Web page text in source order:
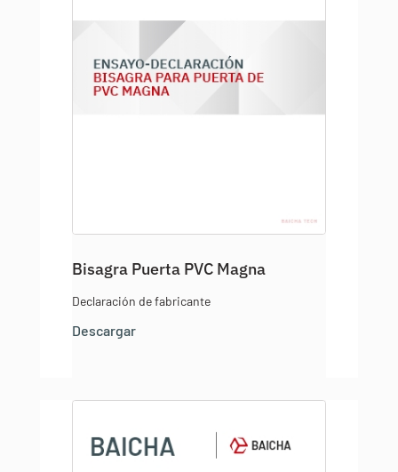
Bisagra Puerta PVC Magna
Declaración de fabricante
Descargar